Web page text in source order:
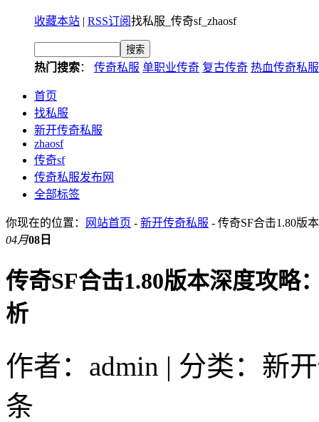
收藏本站 | RSS订阅找私服_传奇sf_zhaosf
热门搜索： 传奇私服 单职业传奇 复古传奇 热血传奇私服
首页
找私服
新开传奇私服
zhaosf
传奇sf
传奇私服发布网
全部标签
你现在的位置： 网站首页 - 新开传奇私服 - 传奇SF合击1.80版
04月08日
传奇SF合击1.80版本深度攻略
析
作者：admin | 分类：新
条